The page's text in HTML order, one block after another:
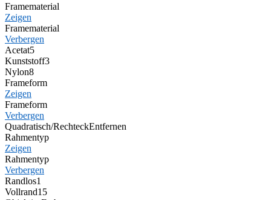
Framematerial
Zeigen
Framematerial
Verbergen
Acetat5
Kunststoff3
Nylon8
Frameform
Zeigen
Frameform
Verbergen
Quadratisch/RechteckEntfernen
Rahmentyp
Zeigen
Rahmentyp
Verbergen
Randlos1
Vollrand15